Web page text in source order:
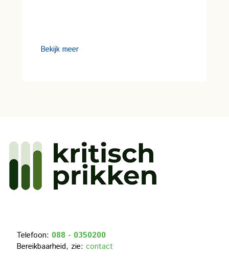
Bekijk meer
Telefoon: 088 - 0350200
Bereikbaarheid, zie: contact